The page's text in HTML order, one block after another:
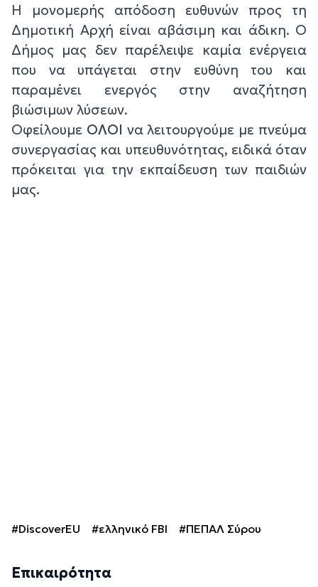
Η μονομερής απόδοση ευθυνών προς τη
Δημοτική Αρχή είναι αβάσιμη και άδικη. Ο
Δήμος μας δεν παρέλειψε καμία ενέργεια
που να υπάγεται στην ευθύνη του και
παραμένει ενεργός στην αναζήτηση
βιώσιμων λύσεων.
Οφείλουμε ΟΛΟΙ να λειτουργούμε με πνεύμα
συνεργασίας και υπευθυνότητας, ειδικά όταν
πρόκειται για την εκπαίδευση των παιδιών
μας.
#DiscoverEU #ελληνικό FBI #ΠΕΠΑΛ Σύρου
Επικαιρότητα